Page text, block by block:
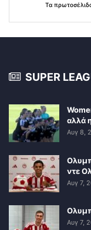
Τα
SUPER
αλλά
Αυγ 8,
ντε
Αυγ 7,
Αυγ 7,